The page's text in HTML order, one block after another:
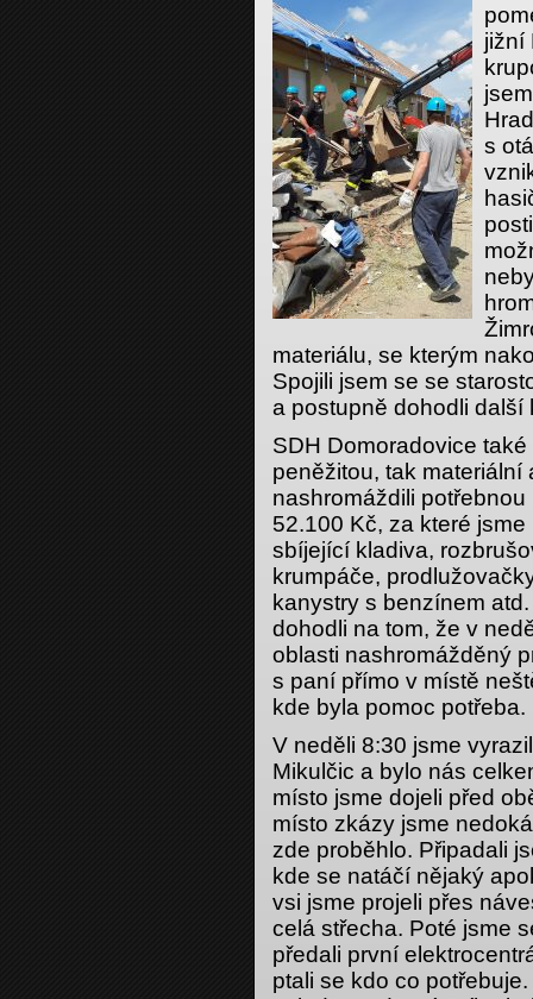
jižní
s
materiálu, se kterým
Spojili jsem se se
a postupně dohodli další
SDH Domoradovice
peněžitou, tak
nashromáždili
52.100 Kč, za které
sbíjející kladiva,
krumpáče,
kanystry s benzínem
dohodli na tom, že v
oblasti nashromážděný
s paní přímo v místě
kde byla pomoc potřeba.
V neděli 8:30 jsme
Mikulčic a bylo nás
místo jsme dojeli před
místo zkázy jsme
zde proběhlo. Připadali
kde se natáčí nějaký
vsi jsme projeli přes
celá střecha. Poté jsme
předali první
ptali se kdo co